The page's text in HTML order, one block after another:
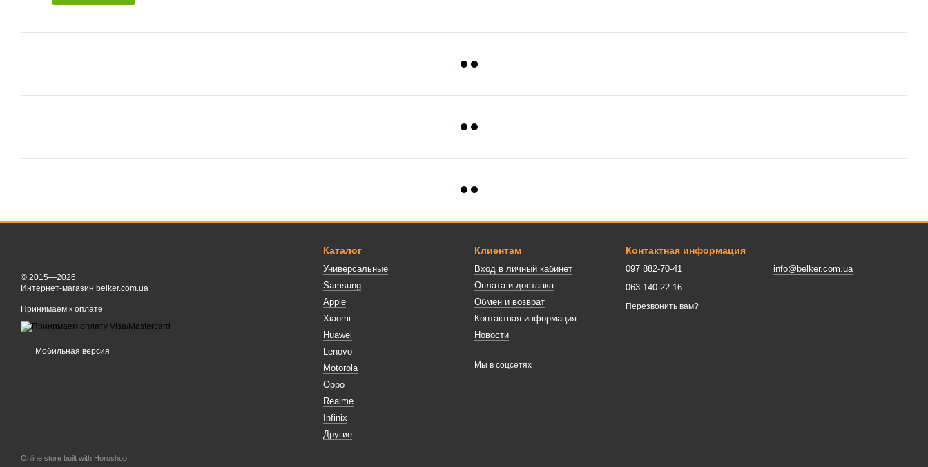
© 2015—2026
Интернет-магазин belker.com.ua
Принимаем к оплате
Мобильная версия
Online store built with Horoshop
Каталог
Универсальные
Samsung
Apple
Xiaomi
Huawei
Lenovo
Motorola
Oppo
Realme
Infinix
Другие
Клиентам
Вход в личный кабинет
Оплата и доставка
Обмен и возврат
Контактная информация
Новости
Мы в соцсетях
Контактная информация
097 882-70-41
063 140-22-16
Перезвонить вам?
info@belker.com.ua